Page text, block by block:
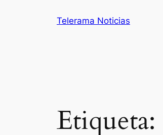
Telerama Noticias
Etiqueta: